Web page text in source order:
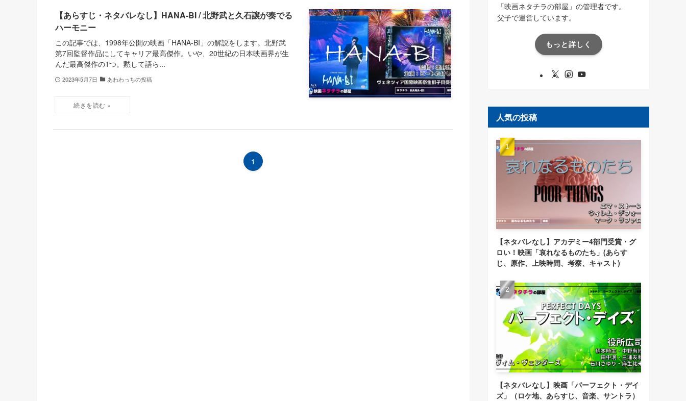
【あらすじ・ネタバレなし】HANA-BI / 北野武と久石譲が奏でる
ハーモニー
この記事では、1998年公開の映画「HANA-BI」の解説をします。北野武
第7回監督作品にしてキャリア最高傑作。いや、20世紀の日本映画界が生
んだ最高傑作の1つ。黙して語ら...
2023年5月7日 あわわっちの投稿
1
「映画ネタチラの部屋」の管理者です。
父子で運営しています。
もっと詳しく
人気の投稿
【ネタバレなし】アカデミー4部門受賞・グ
ロい！映画「哀れなるものたち」(あらす
じ、原作、上映時間、考察、キャスト)
【ネタバレなし】映画「パーフェクト・デイ
ズ」（ロケ地、あらすじ、音楽、サントラ）